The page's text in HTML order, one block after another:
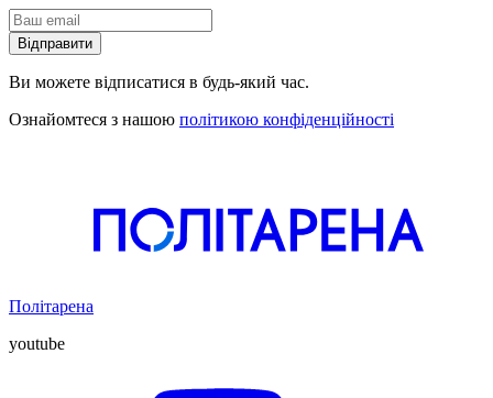
Відправити
Ви можете відписатися в будь-який час.
Ознайомтеся з нашою політикою конфіденційності
Політарена
youtube